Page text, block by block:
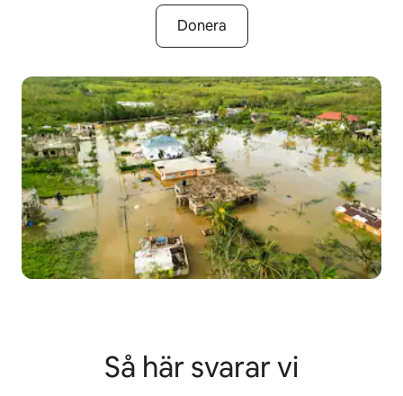
Donera
Så här svarar vi